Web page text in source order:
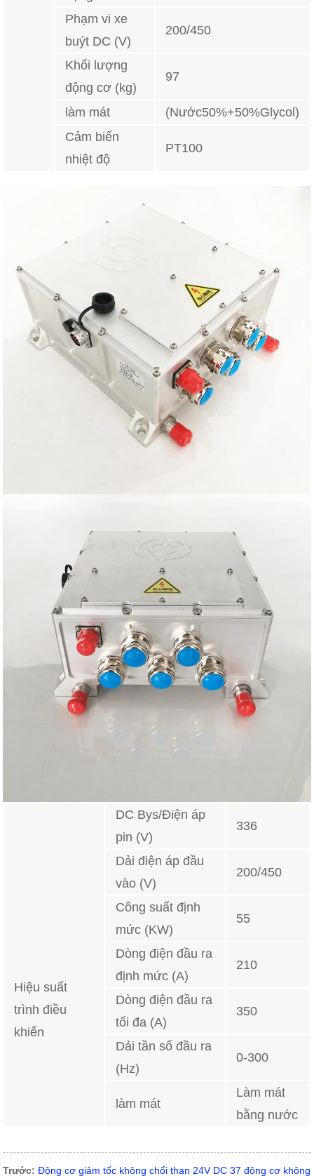
Phạm vi xe
buýt DC (V)
200/450
Khối lượng
động cơ (kg)
97
làm mát
(Nước50%+50%Glycol)
Cảm biến
nhiệt độ
PT100
Hiệu suất
trình điều
khiển
DC Bys/Điện áp
pin (V)
336
Dải điện áp đầu
vào (V)
200/450
Công suất định
mức (KW)
55
Dòng điện đầu ra
định mức (A)
210
Dòng điện đầu ra
tối đa (A)
350
Dải tần số đầu ra
(Hz)
0-300
làm mát
Làm mát
bằng nước
Trước: Động cơ giảm tốc không chổi than 24V DC 37 động cơ không